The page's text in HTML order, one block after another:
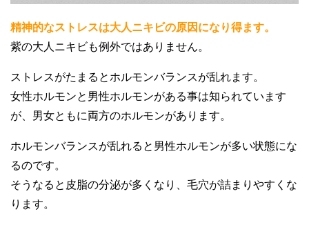
精神的なストレスは大人ニキビの原因になり得ます。
紫の大人ニキビも例外ではありません。
ストレスがたまるとホルモンバランスが乱れます。
女性ホルモンと男性ホルモンがある事は知られています
が、男女ともに両方のホルモンがあります。
ホルモンバランスが乱れると男性ホルモンが多い状態にな
るのです。
そうなると皮脂の分泌が多くなり、毛穴が詰まりやすくな
ります。